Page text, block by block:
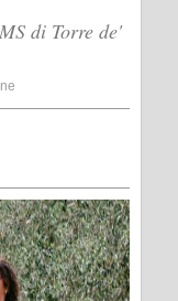
di Torre de'